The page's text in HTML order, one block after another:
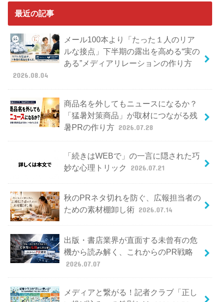
最近の記事
メール100本より「たった１人のリア
ルな接点」下半期の露出を高める“実の
ある”メディアリレーションの作り方
2026.08.04
商品名を外してもニュースになるか？
「猛暑対策商品」が取材につながる残
暑PRの作り方 2026.07.28
「続きはWEBで」の一言に隠された巧
妙な心理トリック
2026.07.21
秋のPRネタ切れを防ぐ、広報担当者の
ための素材棚卸し術 2026.07.14
出版・書店業界が直面する未曾有の危
機から読み解く、これからのPR戦略
2026.07.07
メディアと繋がる！記者クラブ「正し